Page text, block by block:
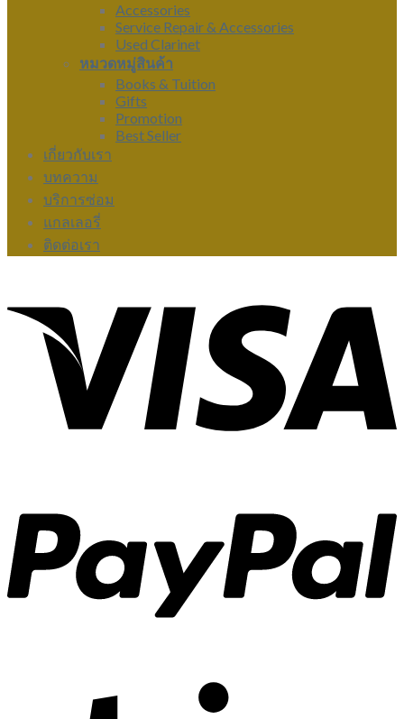
Accessories
Service Repair & Accessories
Used Clarinet
หมวดหมู่สินค้า
Books & Tuition
Gifts
Promotion
Best Seller
เกี่ยวกับเรา
บทความ
บริการซ่อม
แกลเลอรี่
ติดต่อเรา